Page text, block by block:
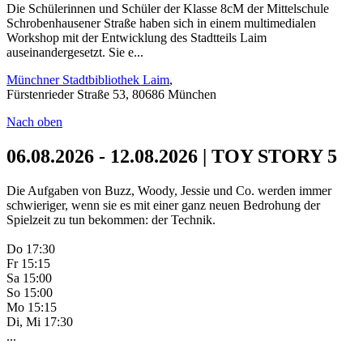
Die Schülerinnen und Schüler der Klasse 8cM der Mittelschule
Schrobenhausener Straße haben sich in einem multimedialen
Workshop mit der Entwicklung des Stadtteils Laim
auseinandergesetzt. Sie e...
Münchner Stadtbibliothek Laim,
Fürstenrieder Straße 53, 80686 München
Nach oben
06.08.2026 - 12.08.2026 | TOY STORY 5
Die Aufgaben von Buzz, Woody, Jessie und Co. werden immer
schwieriger, wenn sie es mit einer ganz neuen Bedrohung der
Spielzeit zu tun bekommen: der Technik.
Do 17:30
Fr 15:15
Sa 15:00
So 15:00
Mo 15:15
Di, Mi 17:30
...